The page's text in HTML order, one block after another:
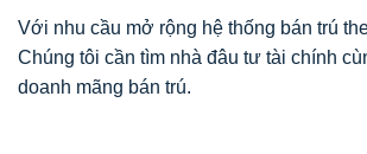
Với nhu cầu mở rộng hệ thống bán trú
Chúng tôi cần tìm nhà đâu tư tài chính
doanh mãng bán trú.